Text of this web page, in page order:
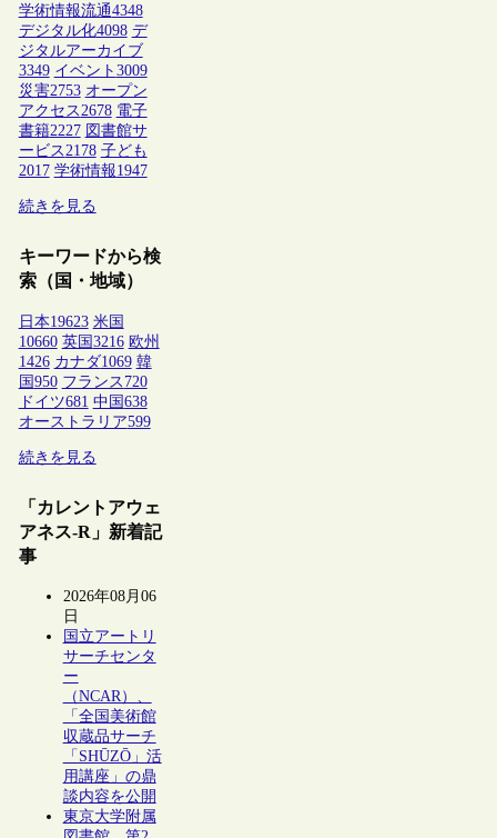
学術情報流通4348
デジタル化4098 デ
ジタルアーカイブ
3349 イベント 3009
災害2753 オープン
アクセス2678 電子
書籍2227 図書館サ
ービス2178 子ども
2017 学術情報1947
続きを見る
キーワードから検
索（国・地域）
日本19623 米国
10660 英国3216 欧州
1426 カナダ1069 韓
国950 フランス 720
ドイツ681 中国638
オーストラリア599
続きを見る
「カレントアウェ
アネス-R」新着記
事
2026年08月06
日
国立アートリ
サーチセンタ
ー
（NCAR）、
「全国美術館
収蔵品サーチ
「SHŪZŌ」活
用講座」の鼎
談内容を公開
東京大学附属